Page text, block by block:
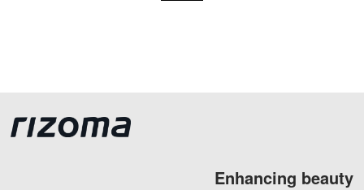
Enhancing beauty